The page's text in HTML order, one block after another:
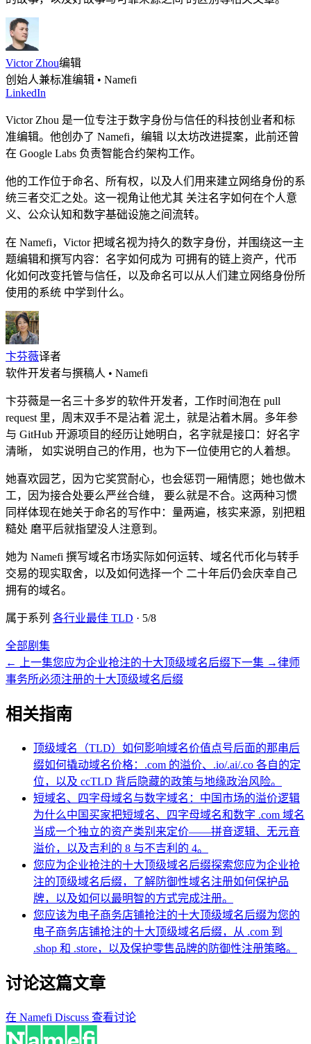
Victor Zhou编辑
创始人兼标准编辑 • Namefi
LinkedIn
Victor Zhou 是一位专注于数字身份与信任的科技创业者和标
准编辑。他创办了 Namefi，编辑 以太坊改进提案，此前还曾
在 Google Labs 负责智能合约架构工作。
他的工作位于命名、所有权，以及人们用来建立网络身份的系
统三者交汇之处。这一视角让他尤其 关注名字如何在个人意
义、公众认知和数字基础设施之间流转。
在 Namefi，Victor 把域名视为持久的数字身份，并围绕这一主
题编辑和撰写内容：名字如何成为 可拥有的链上资产，代币
化如何改变托管与信任，以及命名可以从人们建立网络身份所
使用的系统 中学到什么。
卞芬薇译者
软件开发者与撰稿人 • Namefi
卞芬薇是一名三十多岁的软件开发者，工作时间泡在 pull
request 里，周末双手不是沾着 泥土，就是沾着木屑。多年参
与 GitHub 开源项目的经历让她明白，名字就是接口：好名字
清晰， 如实说明自己的作用，也为下一位使用它的人着想。
她喜欢园艺，因为它奖赏耐心，也会惩罚一厢情愿；她也做木
工，因为接合处要么严丝合缝， 要么就是不合。这两种习惯
同样体现在她关于命名的写作中：量两遍，核实来源，别把粗
糙处 磨平后就指望没人注意到。
她为 Namefi 撰写域名市场实际如何运转、域名代币化与转手
交易的现实取舍，以及如何选择一个 二十年后仍会庆幸自己
拥有的域名。
属于系列 各行业最佳 TLD · 5/8
全部剧集
←
上一集您应为企业抢注的十大顶级域名后缀下一集 →律师
事务所必须注册的十大顶级域名后缀
相关指南
顶级域名（TLD）如何影响域名价值点号后面的那串后
缀如何撬动域名价格：.com 的溢价、.io/.ai/.co 各自的定
位，以及 ccTLD 背后隐藏的政策与地缘政治风险。
短域名、四字母域名与数字域名：中国市场的溢价逻辑
为什么中国买家把短域名、四字母域名和数字 .com 域名
当成一个独立的资产类别来定价——拼音逻辑、无元音
溢价，以及吉利的 8 与不吉利的 4。
您应为企业抢注的十大顶级域名后缀探索您应为企业抢
注的顶级域名后缀，了解防御性域名注册如何保护品
牌，以及如何以最明智的方式完成注册。
您应该为电子商务店铺抢注的十大顶级域名后缀为您的
电子商务店铺抢注的十大顶级域名后缀，从 .com 到
.shop 和 .store，以及保护零售品牌的防御性注册策略。
讨论这篇文章
在 Namefi Discuss 查看讨论